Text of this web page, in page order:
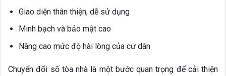
Giao diện thân thiện, dễ sử dụng
Minh bạch và bảo mật cao
Nâng cao mức độ hài lòng của cư dân
Chuyển đổi số tòa nhà là một bước quan trọng để cải thiện